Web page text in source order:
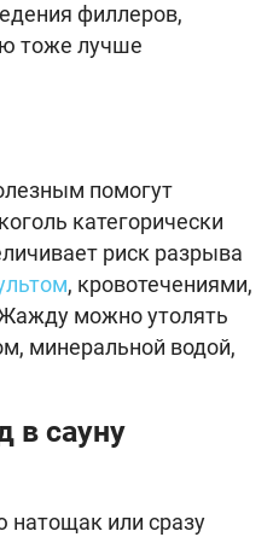
филлеров,
тоже лучше
помогут
категорически
риск разрыва
, кровотечениями,
можно утолять
минеральной водой,
в сауну
натощак или сразу